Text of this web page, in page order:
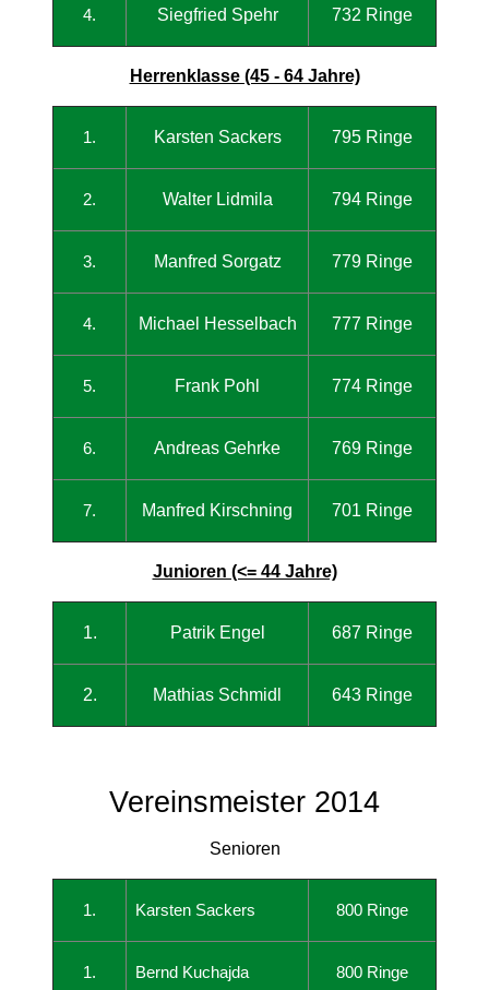
4. Siegfried Spehr 732 Ringe
Herrenklasse (45 - 64 Jahre)
1. Karsten Sackers 795 Ringe
2. Walter Lidmila 794 Ringe
3. Manfred Sorgatz 779 Ringe
4. Michael Hesselbach 777 Ringe
5. Frank Pohl 774 Ringe
6. Andreas Gehrke 769 Ringe
7. Manfred Kirschning 701 Ringe
Junioren (<= 44 Jahre)
1. Patrik Engel 687 Ringe
2. Mathias Schmidl 643 Ringe
Vereinsmeister 2014
Senioren
1. Karsten Sackers 800 Ringe
1. Bernd Kuchajda 800 Ringe